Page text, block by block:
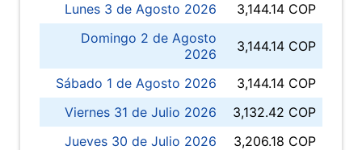
Lunes 3 de Agosto 2026
3,144.14 COP
Domingo 2 de Agosto
2026
3,144.14 COP
Sábado 1 de Agosto 2026
3,144.14 COP
Viernes 31 de Julio 2026
3,132.42 COP
Jueves 30 de Julio 2026
3,206.18 COP